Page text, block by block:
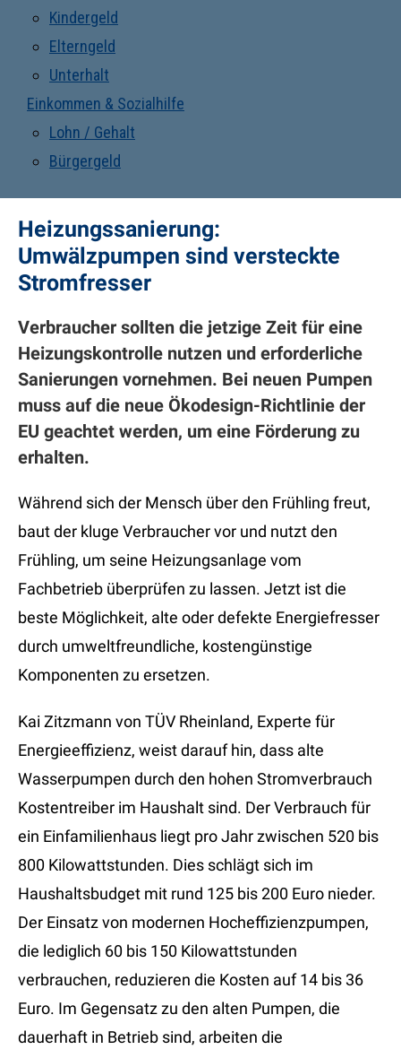
Kindergeld
Elterngeld
Unterhalt
Einkommen & Sozialhilfe
Lohn / Gehalt
Bürgergeld
Heizungssanierung:
Umwälzpumpen sind versteckte
Stromfresser
Verbraucher sollten die jetzige Zeit für eine
Heizungskontrolle nutzen und erforderliche
Sanierungen vornehmen. Bei neuen Pumpen
muss auf die neue Ökodesign-Richtlinie der
EU geachtet werden, um eine Förderung zu
erhalten.
Während sich der Mensch über den Frühling freut,
baut der kluge Verbraucher vor und nutzt den
Frühling, um seine Heizungsanlage vom
Fachbetrieb überprüfen zu lassen. Jetzt ist die
beste Möglichkeit, alte oder defekte Energiefresser
durch umweltfreundliche, kostengünstige
Komponenten zu ersetzen.
Kai Zitzmann von TÜV Rheinland, Experte für
Energieeffizienz, weist darauf hin, dass alte
Wasserpumpen durch den hohen Stromverbrauch
Kostentreiber im Haushalt sind. Der Verbrauch für
ein Einfamilienhaus liegt pro Jahr zwischen 520 bis
800 Kilowattstunden. Dies schlägt sich im
Haushaltsbudget mit rund 125 bis 200 Euro nieder.
Der Einsatz von modernen Hocheffizienzpumpen,
die lediglich 60 bis 150 Kilowattstunden
verbrauchen, reduzieren die Kosten auf 14 bis 36
Euro. Im Gegensatz zu den alten Pumpen, die
dauerhaft in Betrieb sind, arbeiten die